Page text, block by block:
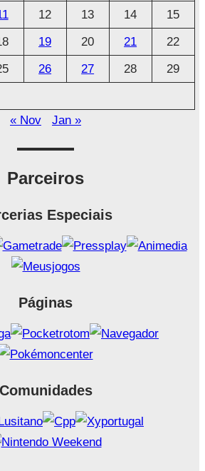
12 13 14
15
19 20 21
22
26 27 28
29
« Nov
Jan »
Parceiros
Especiais
Páginas
Comunidades